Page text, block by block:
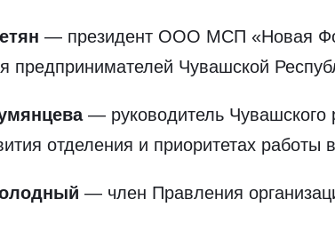
— президент ООО МСП «Новая
предпринимателей Чувашской
— руководитель
отделения и приоритетах работы
— член Правления